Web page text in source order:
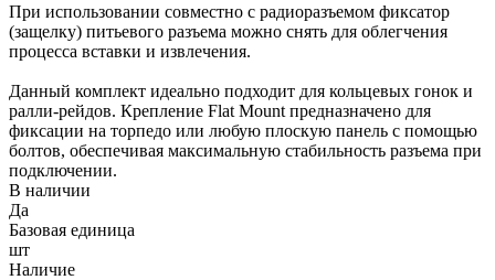
При использовании совместно с радиоразъемом фиксатор
(защелку) питьевого разъема можно снять для облегчения
процесса вставки и извлечения.
Данный комплект идеально подходит для кольцевых гонок и
ралли-рейдов. Крепление Flat Mount предназначено для
фиксации на торпедо или любую плоскую панель с помощью
болтов, обеспечивая максимальную стабильность разъема при
подключении.
В наличии
Да
Базовая единица
шт
Наличие